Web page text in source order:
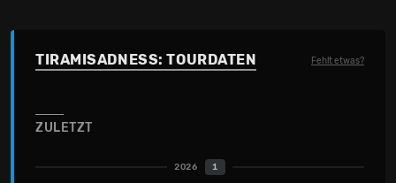
TIRAMISADNESS: TOURDATEN Fehlt etwas?
ZULETZT
2026 1